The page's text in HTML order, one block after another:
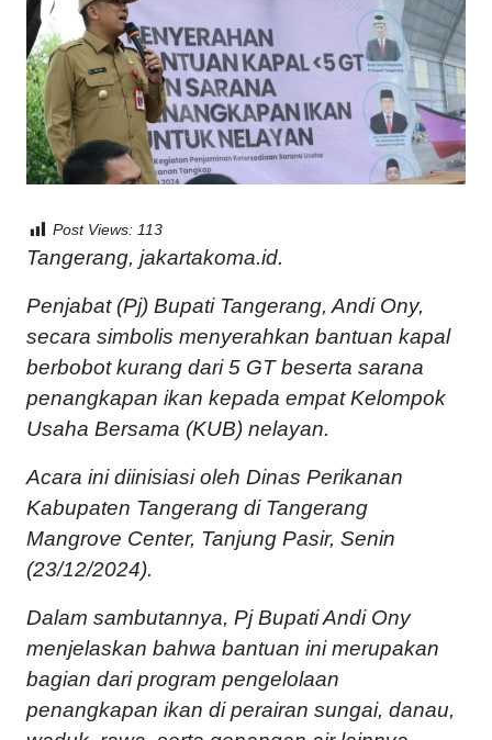
Post Views: 113
Tangerang, jakartakoma.id.
Penjabat (Pj) Bupati Tangerang, Andi Ony,
secara simbolis menyerahkan bantuan kapal
berbobot kurang dari 5 GT beserta sarana
penangkapan ikan kepada empat Kelompok
Usaha Bersama (KUB) nelayan.
Acara ini diinisiasi oleh Dinas Perikanan
Kabupaten Tangerang di Tangerang
Mangrove Center, Tanjung Pasir, Senin
(23/12/2024).
Dalam sambutannya, Pj Bupati Andi Ony
menjelaskan bahwa bantuan ini merupakan
bagian dari program pengelolaan
penangkapan ikan di perairan sungai, danau,